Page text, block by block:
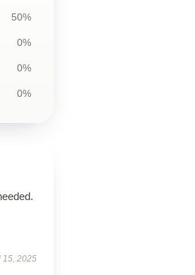
50%
0%
0%
0%
15, 2025